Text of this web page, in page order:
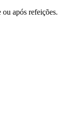
após refeições.